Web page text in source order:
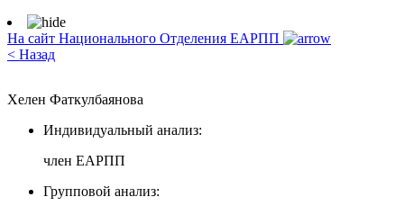
На сайт Национального Отделения ЕАРПП
< Назад
Хелен Фаткулбаянова
Индивидуальный анализ:
член ЕАРПП
Групповой анализ: